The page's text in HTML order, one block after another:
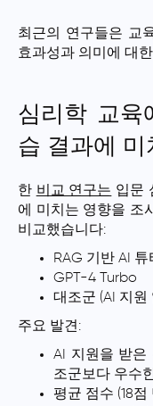
최근의 연구들은 교
효과성과 의미에 대
심리학 교육
습 결과에 미
한 비교 연구는 입문
에 미치는 영향을 조
비교했습니다:
RAG 기반 AI 튜
GPT-4 Turbo
대조군 (AI 지원
주요 발견:
AI 지원을 받은
조군보다 우수
평균 점수 (18